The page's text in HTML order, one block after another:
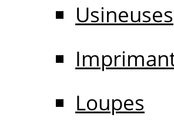
Usineuses
Loupes